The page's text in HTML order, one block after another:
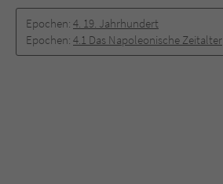
Epochen: 4. 19. Jahrhundert
Epochen: 4.1 Das Napoleonische Zeitalter